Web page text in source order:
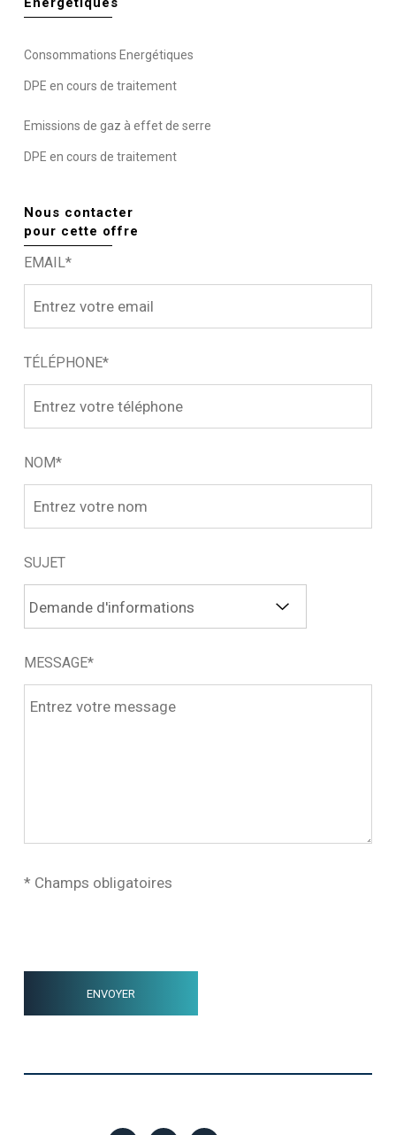
Consommations Energétiques
DPE en cours de traitement
Emissions de gaz à effet de serre
DPE en cours de traitement
Nous contacter
pour cette offre
EMAIL*
TÉLÉPHONE*
NOM*
SUJET
MESSAGE*
* Champs obligatoires